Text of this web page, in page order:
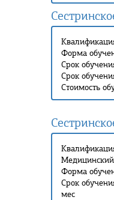
Форма
Срок
Срок
Стоимость
Форма
Срок
мес